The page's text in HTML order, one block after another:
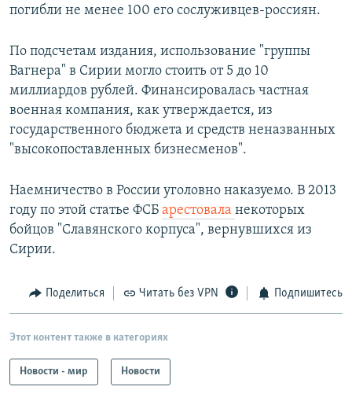
погибли не менее 100 его сослуживцев-россиян.
По подсчетам издания, использование "группы
Вагнера" в Сирии могло стоить от 5 до 10
миллиардов рублей. Финансировалась частная
военная компания, как утверждается, из
государственного бюджета и средств неназванных
"высокопоставленных бизнесменов".
Наемничество в России уголовно наказуемо. В 2013
году по этой статье ФСБ арестовала некоторых
бойцов "Славянского корпуса", вернувшихся из
Сирии.
Поделиться Читать без VPN Подпишитесь
Этот контент также в категориях
Новости - мир Новости